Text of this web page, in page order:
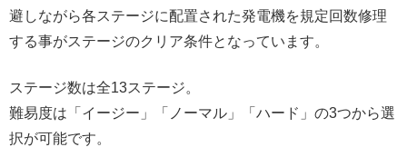
避しながら各ステージに配置された発電機を規定回数修理
する事がステージのクリア条件となっています。
ステージ数は全13ステージ。
難易度は「イージー」「ノーマル」「ハード」の3つから選
択が可能です。